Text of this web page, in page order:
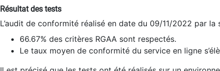
Résultat des tests
L’audit de conformité réalisé en date du 09/11/2022 par
66.67% des critères RGAA sont respectés.
Le taux moyen de conformité du service en ligne